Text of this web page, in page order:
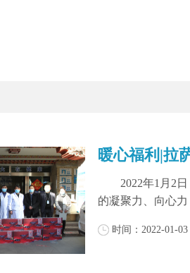
暖心福利|拉
2022年1月2日
的凝聚力、向心
时间：2022-01-03